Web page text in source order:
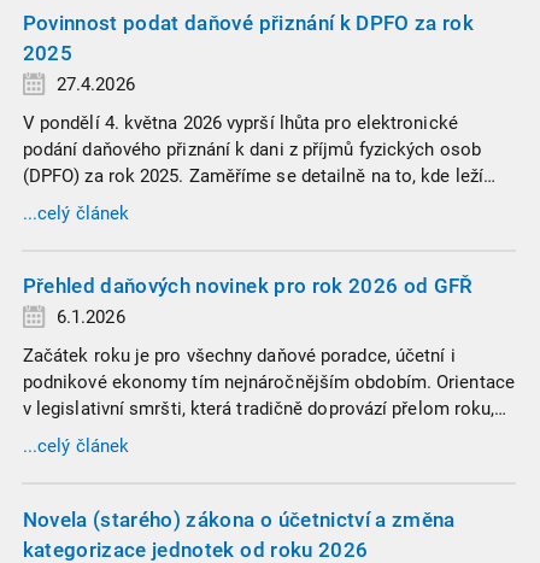
Povinnost podat daňové přiznání k DPFO za rok
2025
27.4.2026
V pondělí 4. května 2026 vyprší lhůta pro elektronické
podání daňového přiznání k dani z příjmů fyzických osob
(DPFO) za rok 2025. Zaměříme se detailně na to, kde leží
hranice povinnosti přiznání podat, jaké jsou nejčastější
chytáky v soubězích příjmů a na co si dát v roce 2026
...celý článek
Přehled daňových novinek pro rok 2026 od GFŘ
6.1.2026
Začátek roku je pro všechny daňové poradce, účetní i
podnikové ekonomy tím nejnáročnějším obdobím. Orientace
v legislativní smršti, která tradičně doprovází přelom roku,
vyžaduje nastudovat všechny novely a doprovodné
informace. Generální finanční ředitelství (GFŘ) zveřejnilo
žádného daňového profesionála.
...celý článek
Novela (starého) zákona o účetnictví a změna
kategorizace jednotek od roku 2026